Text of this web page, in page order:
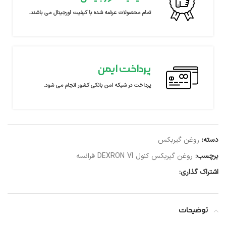
تمام محصولات عرضه شده با کیفیت اورجینال می باشند.
پرداخت ایمن
پرداخت در شبکه امن بانکی کشور انجام می شود.
دسته: روغن گیربکس
برچسب: روغن گیربکس کنول DEXRON VI فرانسه
اشتراک گذاری:
توضیحات